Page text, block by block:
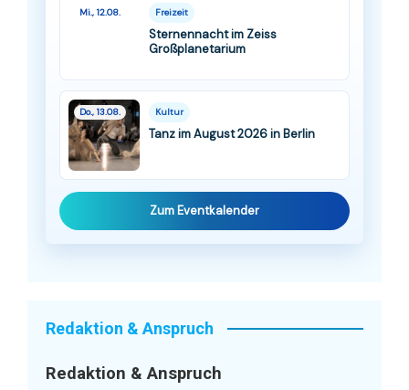
Mi., 12.08. Freizeit
Sternennacht im Zeiss
Großplanetarium
Do., 13.08. Kultur
Tanz im August 2026 in Berlin
Zum Eventkalender
Redaktion & Anspruch
Redaktion & Anspruch